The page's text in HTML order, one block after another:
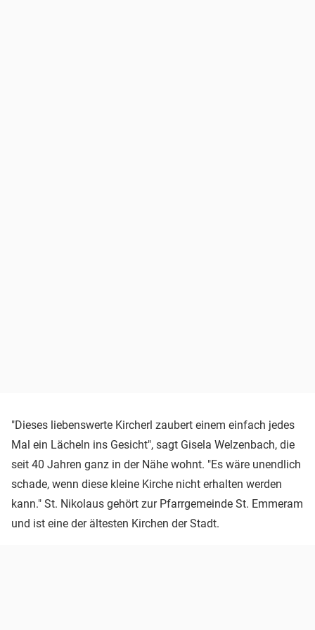
"Dieses liebenswerte Kircherl zaubert einem einfach jedes
Mal ein Lächeln ins Gesicht", sagt Gisela Welzenbach, die
seit 40 Jahren ganz in der Nähe wohnt. "Es wäre unendlich
schade, wenn diese kleine Kirche nicht erhalten werden
kann." St. Nikolaus gehört zur Pfarrgemeinde St. Emmeram
und ist eine der ältesten Kirchen der Stadt.